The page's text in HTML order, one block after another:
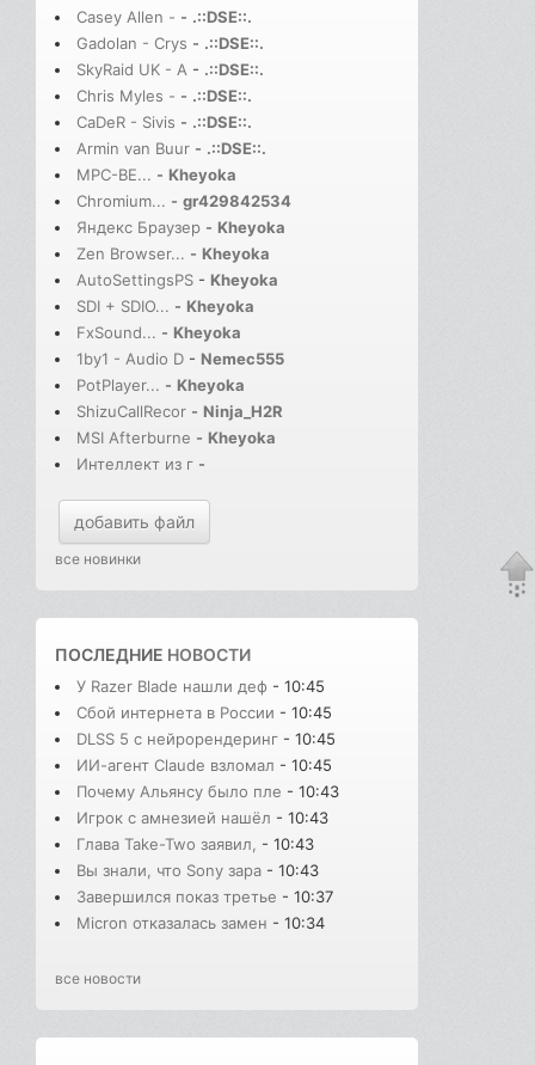
Casey Allen - - .::DSE::.
Gadolan - Crys - .::DSE::.
SkyRaid UK - A - .::DSE::.
Chris Myles - - .::DSE::.
CaDeR - Sivis - .::DSE::.
Armin van Buur - .::DSE::.
MPC-BE... - Kheyoka
Chromium... - gr429842534
Яндекс Браузер - Kheyoka
Zen Browser... - Kheyoka
AutoSettingsPS - Kheyoka
SDI + SDIO... - Kheyoka
FxSound... - Kheyoka
1by1 - Audio D - Nemec555
PotPlayer... - Kheyoka
ShizuCallRecor - Ninja_H2R
MSI Afterburne - Kheyoka
Интеллект из г -
добавить файл
все новинки
ПОСЛЕДНИЕ НОВОСТИ
У Razer Blade нашли деф - 10:45
Сбой интернета в России - 10:45
DLSS 5 с нейрорендеринг - 10:45
ИИ-агент Claude взломал - 10:45
Почему Альянсу было пле - 10:43
Игрок с амнезией нашёл - 10:43
Глава Take-Two заявил, - 10:43
Вы знали, что Sony зара - 10:43
Завершился показ третье - 10:37
Micron отказалась замен - 10:34
все новости